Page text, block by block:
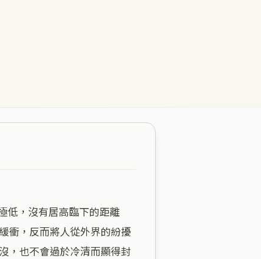
衝，反而將人從外界的紛擾
，也不會過於冷清而顯得封